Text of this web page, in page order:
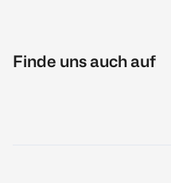
Finde uns auch auf